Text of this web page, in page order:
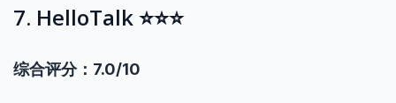
7. HelloTalk ⭐⭐⭐
综合评分：7.0/10